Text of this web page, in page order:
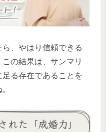
、やはり信頼できる
の結果は、サンマリ
る存在であることを
れた「成婚力」